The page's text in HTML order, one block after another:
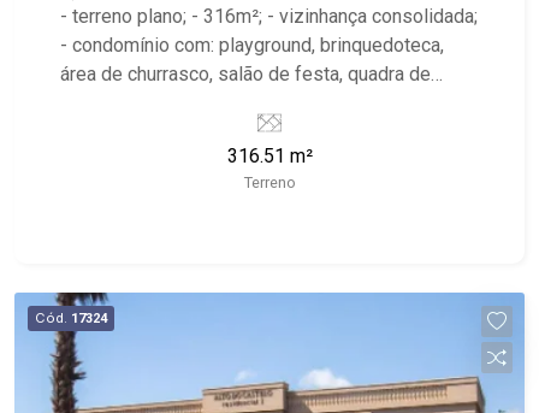
- terreno plano; - 316m²; - vizinhança consolidada;
- condomínio com: playground, brinquedoteca,
área de churrasco, salão de festa, quadra de
Cachoereira Os Paduas
316.51 m²
Terreno
Cód. 17324